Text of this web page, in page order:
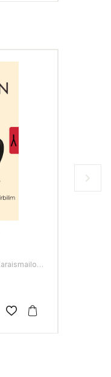
M. Ali Karaismailoğlu, Serkan Karaismailoğlu